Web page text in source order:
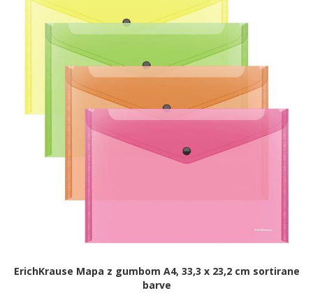
ErichKrause Mapa z gumbom A4, 33,3 x 23,2 cm sortirane
barve